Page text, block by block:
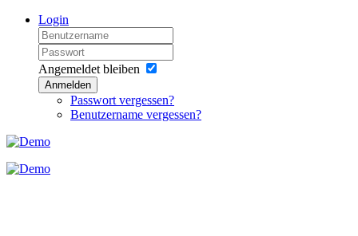
Login
Angemeldet bleiben
Anmelden
Passwort vergessen?
Benutzername vergessen?